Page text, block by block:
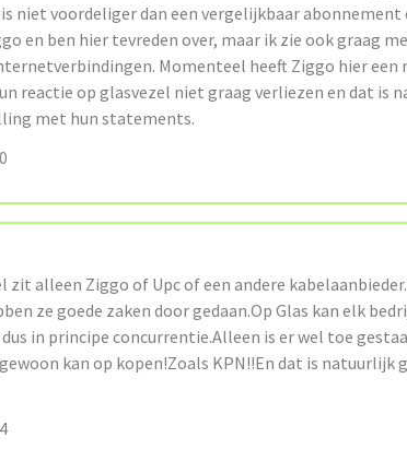
niet voordeliger dan een vergelijkbaar abonnement
en ben hier tevreden over, maar ik zie ook graag
Momenteel heeft Ziggo hier een
reactie op glasvezel niet graag verliezen en dat is
met hun statements.
zit alleen Ziggo of Upc of een andere
ze goede zaken door gedaan.Op Glas kan elk
in principe concurrentie.Alleen is er wel toe
kan op kopen!Zoals KPN!!En dat is natuurlijk